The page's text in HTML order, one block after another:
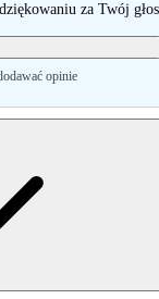
za Twój głos
opinie